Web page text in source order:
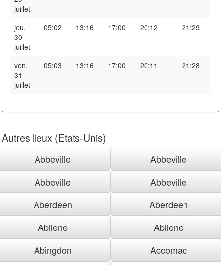
juillet
jeu.
30
juillet
05:02 13:16 17:00 20:12 21:29
ven.
31
juillet
05:03 13:16 17:00 20:11 21:28
Autres lieux (Etats-Unis)
Abbeville
Abbeville
Abbeville
Abbeville
Aberdeen
Aberdeen
Abilene
Abilene
Abingdon
Accomac